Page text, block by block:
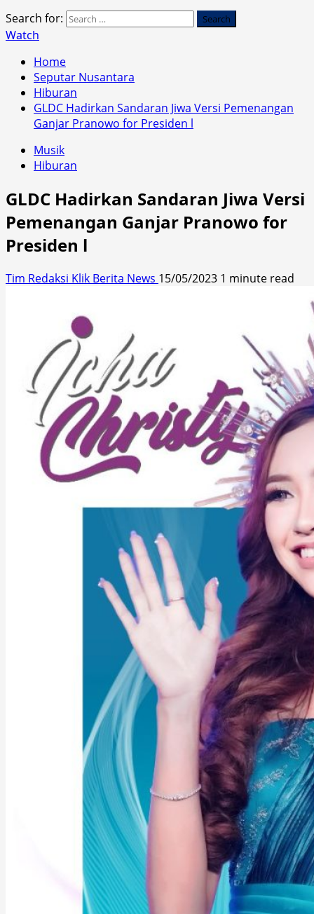
Search for:
Watch
Home
Seputar Nusantara
Hiburan
GLDC Hadirkan Sandaran Jiwa Versi Pemenangan
Ganjar Pranowo for Presiden l
Musik
Hiburan
GLDC Hadirkan Sandaran Jiwa Versi
Pemenangan Ganjar Pranowo for
Presiden l
Tim Redaksi Klik Berita News 15/05/2023 1 minute read